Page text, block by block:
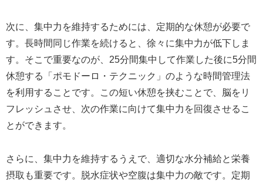
次に、集中力を維持するためには、定期的な休憩が必要で
す。長時間同じ作業を続けると、徐々に集中力が低下しま
す。そこで重要なのが、25分間集中して作業した後に5分間
休憩する「ポモドーロ・テクニック」のような時間管理法
を利用することです。この短い休憩を挟むことで、脳をリ
フレッシュさせ、次の作業に向けて集中力を回復させるこ
とができます。
さらに、集中力を維持するうえで、適切な水分補給と栄養
摂取も重要です。脱水症状や空腹は集中力の敵です。定期